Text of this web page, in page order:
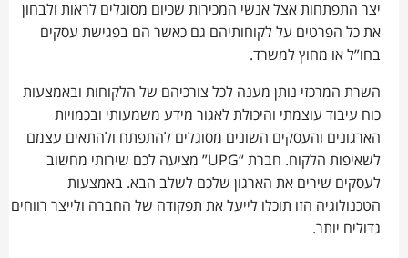
יצר התפתחות אצל אנשי המכירות שכיום מסוגלים לראות ולבחון
את כל הפרטים על לקוחותיהם גם כאשר הם בפגישת עסקים
בחו”ל או מחוץ למשרד.
השרת המרכזי נותן מענה לכל צורכיהם של הלקוחות ובאמצעות
כוח עיבוד עוצמתי והיכולת לאגור מידע משמעותי ובכמויות
הארגונים והעסקים השונים מסוגלים להתפתח ולהתאים עצמם
לשאיפות הלקוח. חברת “UPG” מציעה לכם שירותי מחשוב
לעסקים שירים את הארגון שלכם לשלב הבא. באמצעות
הטכנולוגיה הזו תוכלו לייעל את תפקודה של החברה ולייצר רווחים
גדולים יותר.